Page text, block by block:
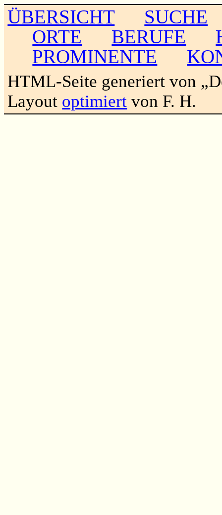
ÜBERSICHT
SUCHE
ORTE
BERUFE
PROMINENTE
HTML-Seite generiert von
Layout optimiert von F. H.